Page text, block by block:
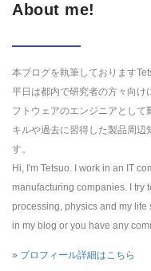
About me!
本ブログを執筆しております
平日は都内で研究者の方々向け
フトウェアのエンジニアとして
キルや過去に習得した製品周辺
す。
Hi, I'm Tetsuo. I work in an IT
manufacturing companies. I try
processing, physics and my life
in my blog or you have any
» プロフィール詳細はこちら